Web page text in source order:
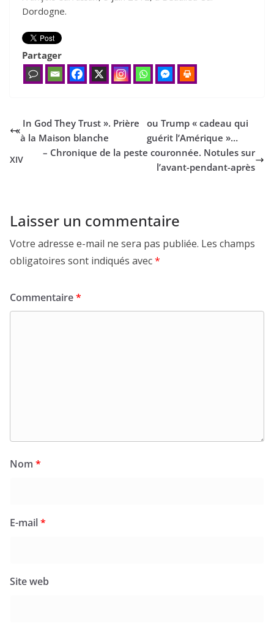
Dordogne.
Partager
«
In God They Trust ». Prière
à la Maison blanche
ou Trump « cadeau qui
guérit l’Amérique »…
XIV
– Chronique de la peste couronnée. Notules sur
l’avant-pendant-après
Laisser un commentaire
Votre adresse e-mail ne sera pas publiée. Les champs
obligatoires sont indiqués avec*
Commentaire*
Nom *
E-mail*
Site web